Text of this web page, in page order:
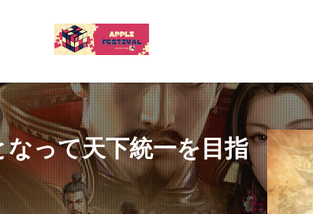
って天下統一を目指